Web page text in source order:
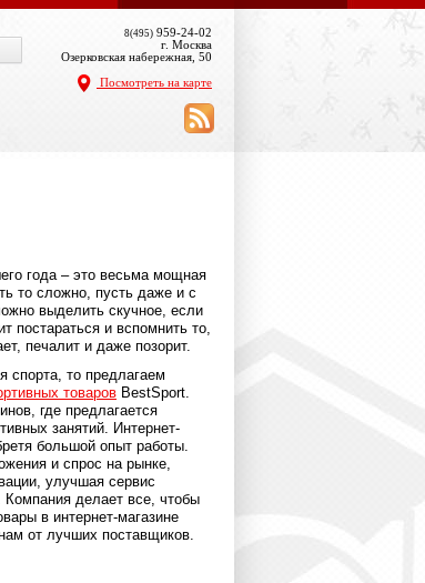
8(495) 959-24-02
г. Москва
Озерковская набережная, 50
Посмотреть на карте
года – это весьма мощная
то сложно, пусть даже и с
выделить скучное, если
постараться и вспомнить то,
печалит и даже позорит.
спорта, то предлагаем
товаров BestSport.
где предлагается
занятий. Интернет-
большой опыт работы.
и спрос на рынке,
улучшая сервис
делает все, чтобы
в интернет-магазине
от лучших поставщиков.